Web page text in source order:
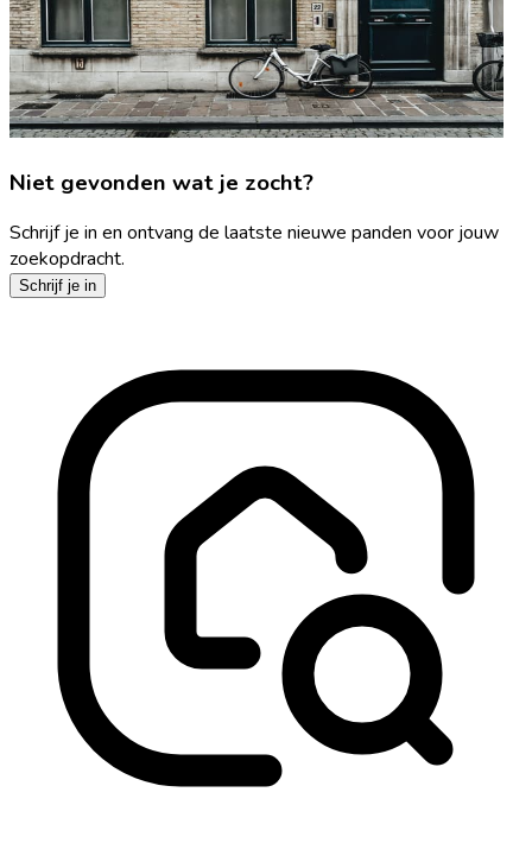
Niet gevonden wat je zocht?
Schrijf je in en ontvang de laatste nieuwe panden voor jouw
zoekopdracht.
Schrijf je in